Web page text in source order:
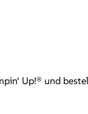
Up!® und